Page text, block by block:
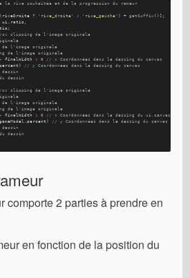
rive souhaitée et de la progression du rameur
? 'rive_droite' : 'rive_gauche' ) + getSuffix ()];
ui. ratio,
;
sx clipping de l'image originale
l'image originale
de l'image originale
finalWidth : 0
// x Coordonnées dans le dessing du canvas
percent )
// y Coordonnées dans le dessing du canvas
dessin
sx clipping de l'image originale
l'image originale
de l'image originale
finalWidth : 0
// x Coordonnées dans le dessing du ui.canvas
percent )
// y Coordonnées dans le dessing du canvas
dessin
comporte 2 parties à prendre en
en fonction de la position du